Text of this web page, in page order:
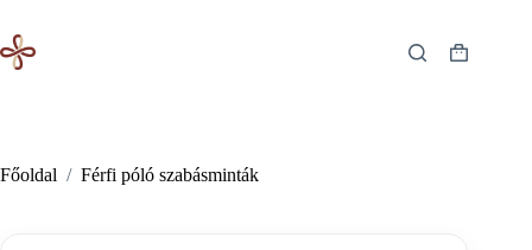
content
Shopping
Főoldal / Férfi póló szabásminták